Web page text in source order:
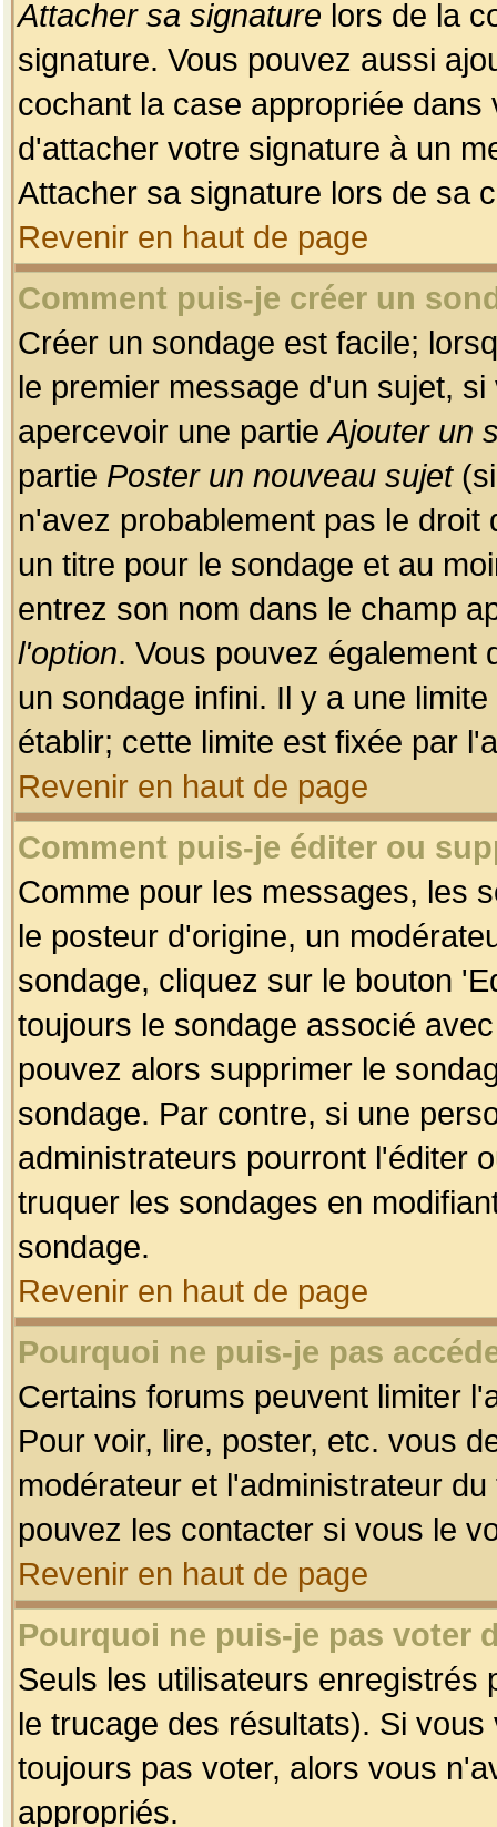
Attacher sa signature lors de la
signature. Vous pouvez aussi
cochant la case appropriée
d'attacher votre signature à un
Attacher sa signature lors de sa
Revenir en haut de page
Comment puis-je créer un
Créer un sondage est facile;
le premier message d'un sujet,
apercevoir une partieAjouter un
partie Poster un nouveau sujet(si
n'avez probablement pas le
un titre pour le sondage et au
entrez son nom dans le champ
l'option. Vous pouvez également
un sondage infini. Il y a une
établir; cette limite est fixée par
Revenir en haut de page
Comment puis-je éditer ou
Comme pour les messages, les
le posteur d'origine, un
sondage, cliquez sur le bouton
toujours le sondage associé
pouvez alors supprimer le
sondage. Par contre, si une
administrateurs pourront l'éditer
truquer les sondages en
sondage.
Revenir en haut de page
Pourquoi ne puis-je pas
Certains forums peuvent limiter
Pour voir, lire, poster, etc. vous
modérateur et l'administrateur
pouvez les contacter si vous le
Revenir en haut de page
Pourquoi ne puis-je pas voter
Seuls les utilisateurs enregistrés
le trucage des résultats). Si
toujours pas voter, alors vous
appropriés.